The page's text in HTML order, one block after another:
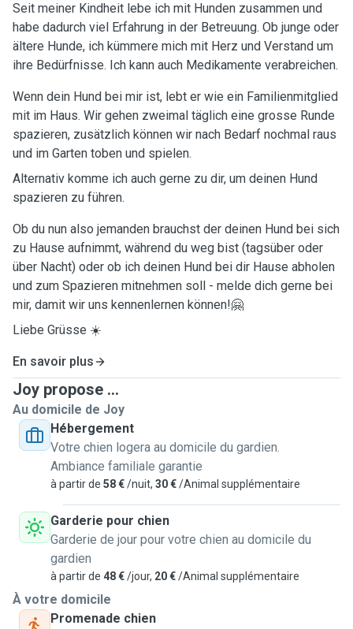
Seit meiner Kindheit lebe ich mit Hunden zusammen und
habe dadurch viel Erfahrung in der Betreuung. Ob junge oder
ältere Hunde, ich kümmere mich mit Herz und Verstand um
ihre Bedürfnisse. Ich kann auch Medikamente verabreichen.
Wenn dein Hund bei mir ist, lebt er wie ein Familienmitglied
mit im Haus. Wir gehen zweimal täglich eine grosse Runde
spazieren, zusätzlich können wir nach Bedarf nochmal raus
und im Garten toben und spielen.
Alternativ komme ich auch gerne zu dir, um deinen Hund
spazieren zu führen.
Ob du nun also jemanden brauchst der deinen Hund bei sich
zu Hause aufnimmt, während du weg bist (tagsüber oder
über Nacht) oder ob ich deinen Hund bei dir Hause abholen
und zum Spazieren mitnehmen soll - melde dich gerne bei
mir, damit wir uns kennenlernen können!🤗
Liebe Grüsse ☀️
En savoir plus
Joy propose ...
Au domicile de Joy
Hébergement
Votre chien logera au domicile du gardien.
Ambiance familiale garantie
à partir de 58 €/nuit, 30 €/Animal supplémentaire
Garderie pour chien
Garderie de jour pour votre chien au domicile du
gardien
à partir de 48 €/jour, 20 €/Animal supplémentaire
À votre domicile
Promenade chien